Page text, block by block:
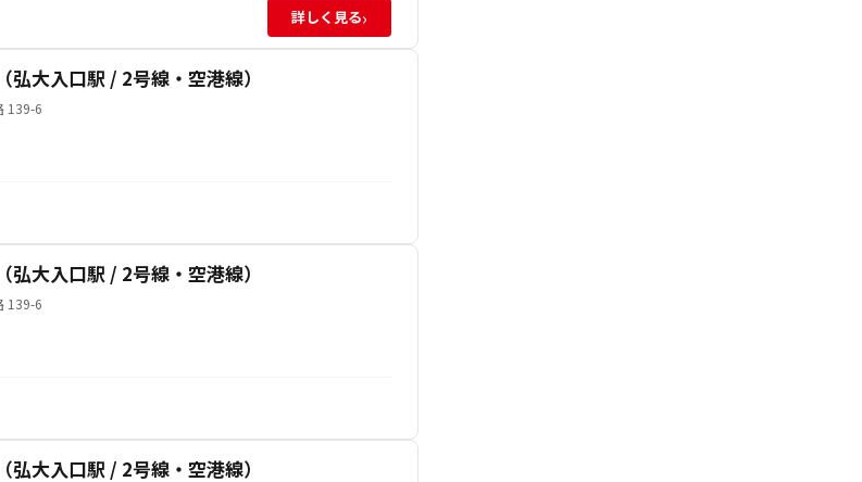
詳しく見る›
大入口駅 / 2号線・空港線）
139-6
大入口駅 / 2号線・空港線）
139-6
大入口駅 / 2号線・空港線）